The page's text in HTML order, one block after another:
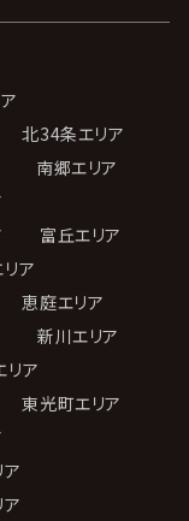
北34条エリア
南郷エリア
富丘エリア
ア
恵庭エリア
新川エリア
リア
東光町エリア